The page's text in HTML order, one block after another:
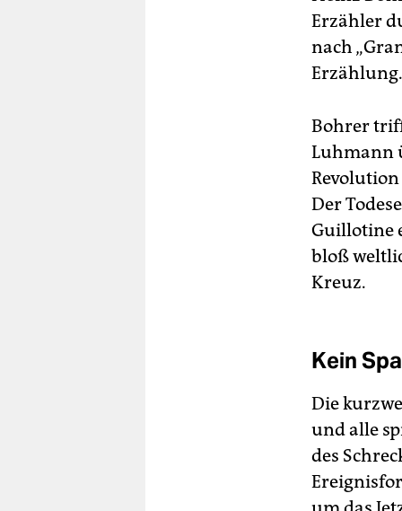
Erzähler
nach
Erzählung.
Bohrer
Luhmann
Der
Guillotine
bloß
Kreuz.
Kein
Die
und alle
des